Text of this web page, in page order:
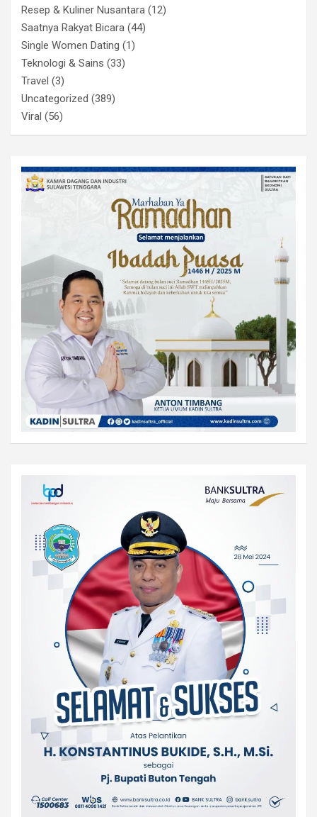
Resep & Kuliner Nusantara (12)
Saatnya Rakyat Bicara (44)
Single Women Dating (1)
Teknologi & Sains (33)
Travel (3)
Uncategorized (389)
Viral (56)